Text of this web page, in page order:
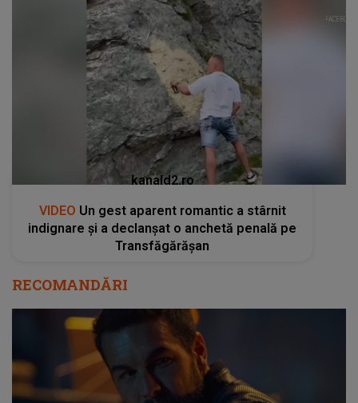
kanald2.ro
VIDEO Un gest aparent romantic a stârnit
indignare și a declanșat o anchetă penală pe
Transfăgărășan
RECOMANDĂRI